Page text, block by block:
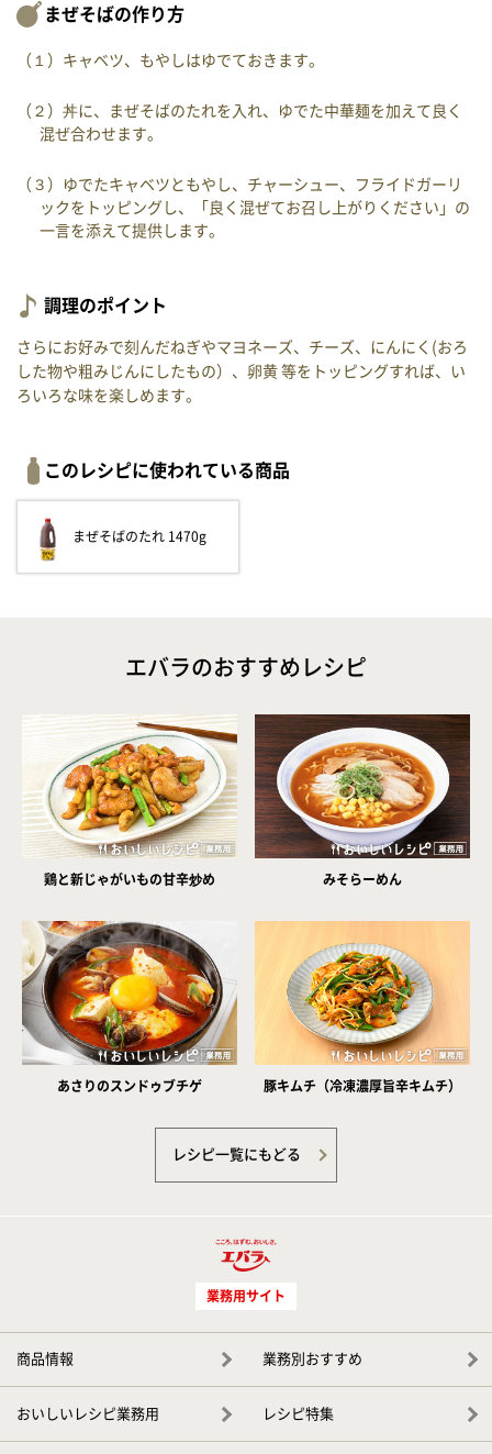
まぜそばの作り方
（１）キャベツ、もやしはゆでておきます。
（２）丼に、まぜそばのたれを入れ、ゆでた中華麺を加えて良く
混ぜ合わせます。
（３）ゆでたキャベツともやし、チャーシュー、フライドガーリ
ックをトッピングし、「良く混ぜてお召し上がりください」の
一言を添えて提供します。
調理のポイント
さらにお好みで刻んだねぎやマヨネーズ、チーズ、にんにく(おろ
した物や粗みじんにしたもの）、卵黄 等をトッピングすれば、い
ろいろな味を楽しめます。
このレシピに使われている商品
まぜそばのたれ 1470g
エバラのおすすめレシピ
鶏と新じゃがいもの甘辛炒め みそらーめん
あさりのスンドゥブチゲ 豚キムチ（冷凍濃厚旨辛キムチ）
レシピ一覧にもどる
業務用サイト
商品情報 業務別おすすめ
おいしいレシピ業務用 レシピ特集